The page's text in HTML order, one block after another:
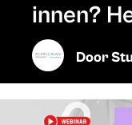
innen?
Door